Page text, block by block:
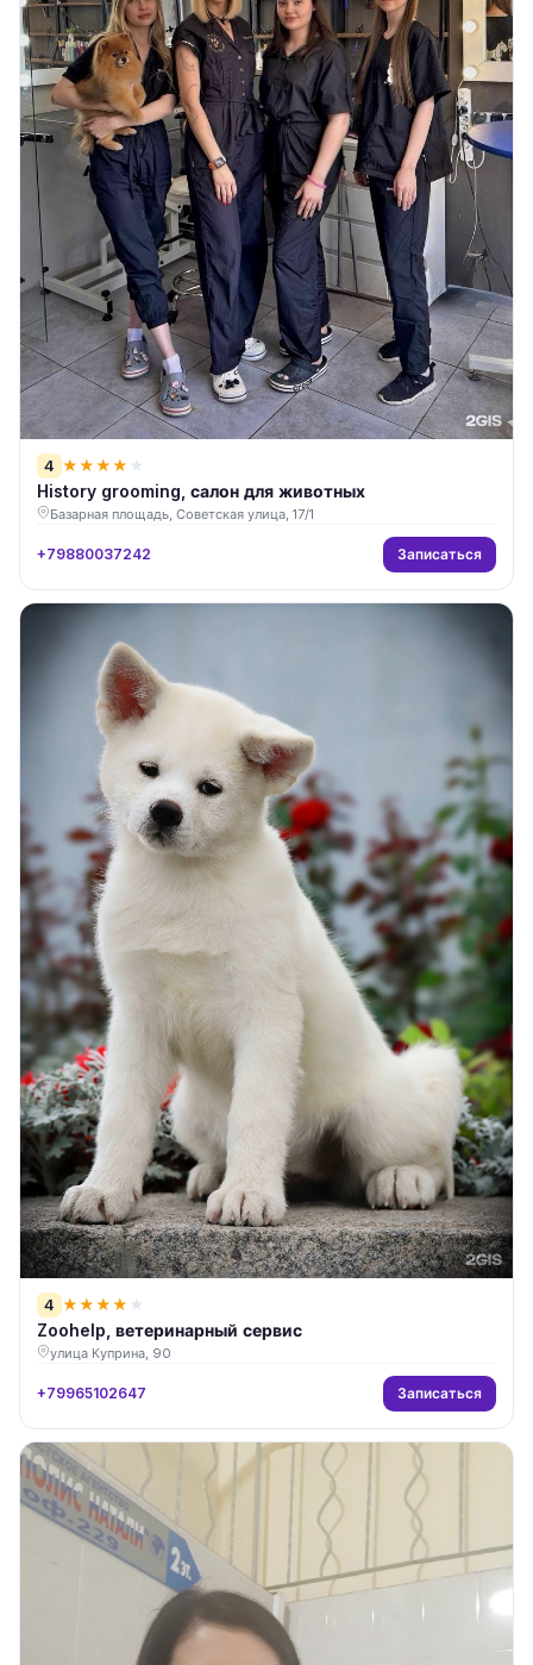
4 ★★★★ ★
History grooming, салон для животных
Базарная площадь, Советская улица, 17/1
+79880037242 Записаться
4 ★★★★ ★
Zoohelp, ветеринарный сервис
улица Куприна, 90
+79965102647 Записаться